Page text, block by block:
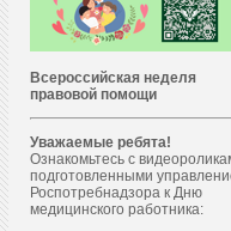
Всероссийская неделя
правовой помощи
Уважаемые ребята!
Ознакомьтесь с
подготовленными
Роспотребнадзора к Дню
медицинского работника: